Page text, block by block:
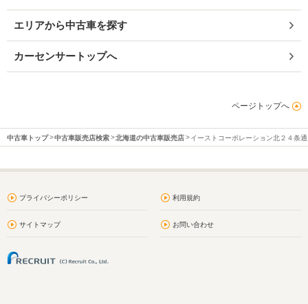
エリアから中古車を探す
カーセンサートップへ
ページトップへ
中古車トップ 中古車販売店検索 北海道の中古車販売店 イーストコーポレーション北２４条
プライバシーポリシー 利用規約
サイトマップ お問い合わせ